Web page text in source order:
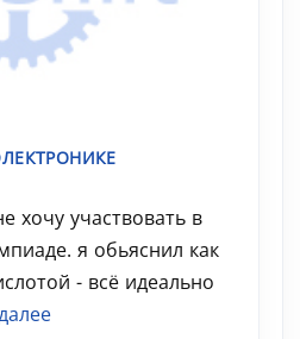
хочу участвовать в
я обьяснил как
- всё идеально